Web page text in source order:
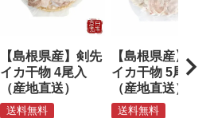
【島根県産】剣先
イカ干物 4尾入
（産地直送）
送料無料
【島根県産】剣
イカ干物 5尾入
（産地直送）
送料無料